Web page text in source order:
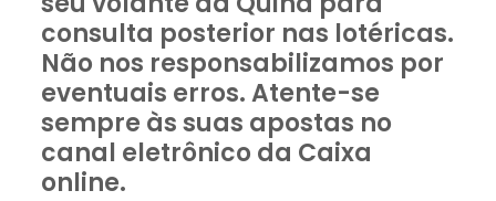
consulta posterior nas lotéricas.
Não nos responsabilizamos por
eventuais erros. Atente-se
sempre às suas apostas no
canal eletrônico da Caixa
online.